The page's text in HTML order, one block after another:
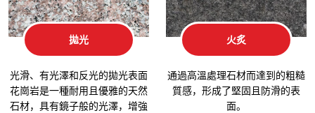
拋光
光滑、有光澤和反光的拋光表面
花崗岩是一種耐用且優雅的天然
石材，具有鏡子般的光澤，增強
火炙
通過高溫處理石材而達到的粗糙
質感，形成了堅固且防滑的表
面。